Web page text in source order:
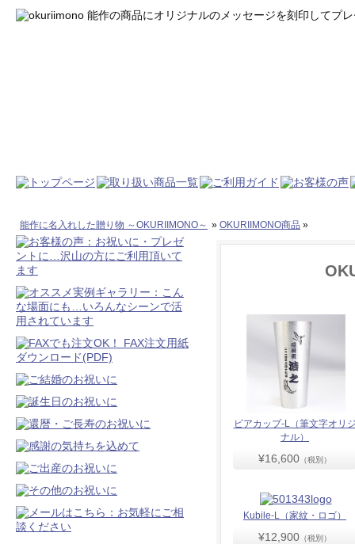
能作に名入れした贈り物 ～OKURIIMONO～ » OKURIIMONO商品 »
ビアカップ-L（筆文字オリ
ナル）
¥16,600 （税別）
Kubile-L（家紋・ロゴ）
¥12,900 （税別）